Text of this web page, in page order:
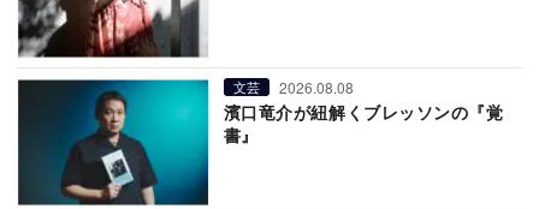
文芸 2026.08.08
濱口竜介が紐解くブレッソンの『覚
書』